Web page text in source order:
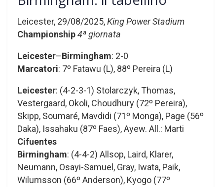
Leicester, 29/08/2025,King Power Stadium
Championship4ª giornata
Leicester–Birmingham: 2-0
Marcatori: 7º Fatawu (L), 88º Pereira (L)
Leicester: (4-2-3-1) Stolarczyk, Thomas,
Vestergaard, Okoli, Choudhury (72º Pereira),
Skipp, Soumaré, Mavdidi (71º Monga), Page (56º
Daka), Issahaku (87º Faes), Ayew. All.: Marti
Cifuentes
Birmingham: (4-4-2) Allsop, Laird, Klarer,
Neumann, Osayi-Samuel, Gray, Iwata, Paik,
Wilumsson (66º Anderson), Kyogo (77º